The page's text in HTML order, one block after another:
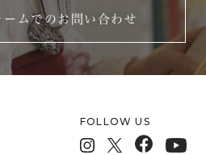
ームでのお問い合わせ
FOLLOW US